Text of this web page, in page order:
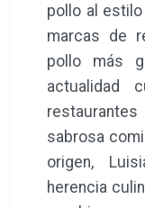
pollo al
marcas de
pollo más
actualidad
sabrosa
origen,
herencia